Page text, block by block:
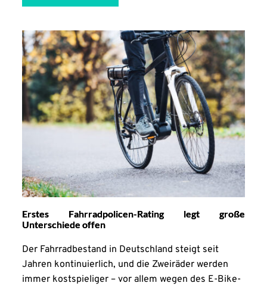
Erstes Fahrradpolicen-Rating legt große
Unterschiede offen
Der Fahrradbestand in Deutschland steigt seit
Jahren kontinuierlich, und die Zweiräder werden
immer kostspieliger – vor allem wegen des E-Bike-